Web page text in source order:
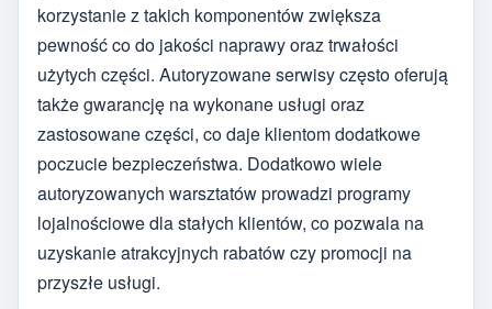
korzystanie z takich komponentów zwiększa
pewność co do jakości naprawy oraz trwałości
użytych części. Autoryzowane serwisy często oferują
także gwarancję na wykonane usługi oraz
zastosowane części, co daje klientom dodatkowe
poczucie bezpieczeństwa. Dodatkowo wiele
autoryzowanych warsztatów prowadzi programy
lojalnościowe dla stałych klientów, co pozwala na
uzyskanie atrakcyjnych rabatów czy promocji na
przyszłe usługi.